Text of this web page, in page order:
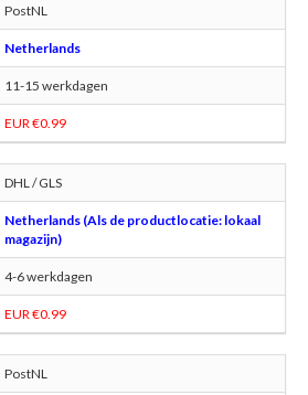
PostNL
Netherlands
11-15 werkdagen
EUR €0.99
DHL / GLS
Netherlands (Als de productlocatie: lokaal
magazijn)
4-6 werkdagen
EUR €0.99
PostNL